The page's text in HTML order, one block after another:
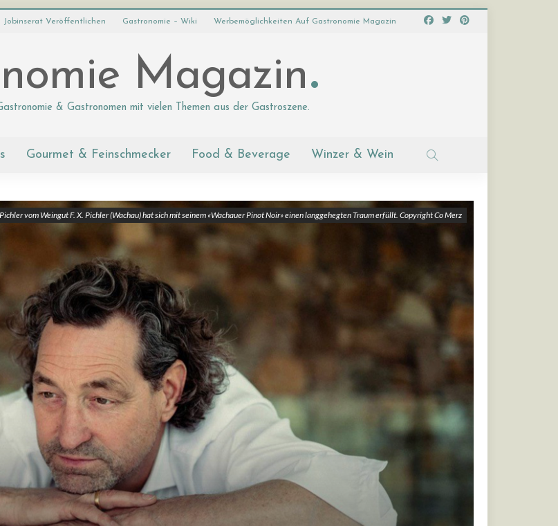
Jobinserat Veröffentlichen Gastronomie – Wiki Werbemöglichkeiten Auf Gastronomie Magazin
Magazin
& Gastronomen mit vielen Themen aus der Gastroszene.
Gourmet & Feinschmecker Food & Beverage Winzer & Wein
vom Weingut F. X. Pichler (Wachau) hat sich mit seinem «Wachauer Pinot Noir» einen langgehegten Traum erfüllt. Copyright Co Merz